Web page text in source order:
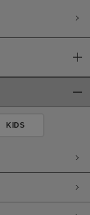
KIDS